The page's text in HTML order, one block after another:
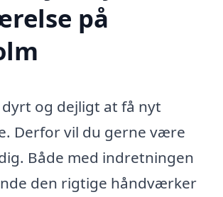
på
og dejligt at få nyt
Derfor vil du gerne være
Både med indretningen
den rigtige håndværker